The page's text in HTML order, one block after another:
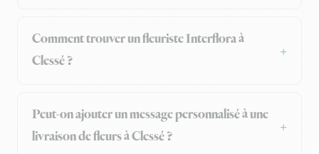
Comment trouver un fleuriste Interflora à
Clessé ?
Peut-on ajouter un message personnalisé à une
livraison de fleurs à Clessé ?